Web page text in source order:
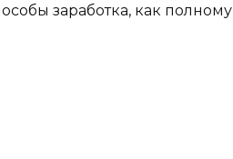
заработка, как полному